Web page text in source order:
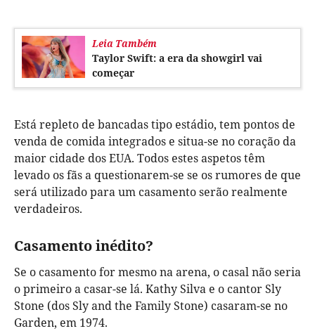
Leia Também
Taylor Swift: a era da showgirl vai
começar
Está repleto de bancadas tipo estádio, tem pontos de
venda de comida integrados e situa-se no coração da
maior cidade dos EUA. Todos estes aspetos têm
levado os fãs a questionarem-se se os rumores de que
será utilizado para um casamento serão realmente
verdadeiros.
Casamento inédito?
Se o casamento for mesmo na arena, o casal não seria
o primeiro a casar-se lá. Kathy Silva e o cantor Sly
Stone (dos Sly and the Family Stone) casaram-se no
Garden, em 1974.